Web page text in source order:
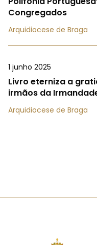
Congregados
Arquidiocese de Braga
1 junho 2025
Livro eterniza a
irmãos da
Arquidiocese de Braga